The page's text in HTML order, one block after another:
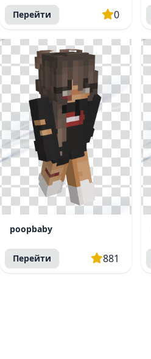
Перейти 0
poopbaby
Перейти 881